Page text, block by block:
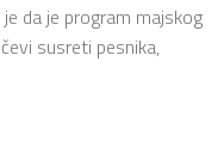
da je program majskog
susreti pesnika,